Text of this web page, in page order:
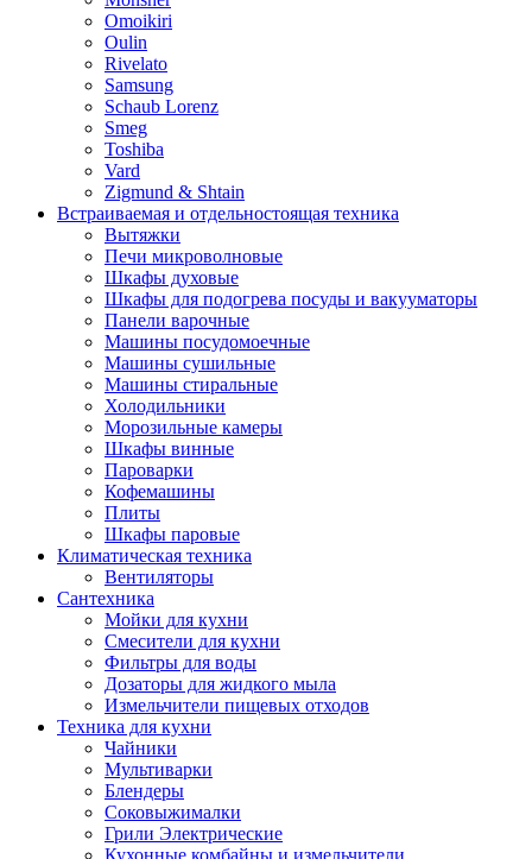
Omoikiri
Oulin
Rivelato
Samsung
Schaub Lorenz
Smeg
Toshiba
Vard
Zigmund & Shtain
Встраиваемая и отдельностоящая техника
Вытяжки
Печи микроволновые
Шкафы духовые
Шкафы для подогрева посуды и вакууматоры
Панели варочные
Машины посудомоечные
Машины сушильные
Машины стиральные
Холодильники
Морозильные камеры
Шкафы винные
Пароварки
Кофемашины
Плиты
Шкафы паровые
Климатическая техника
Вентиляторы
Сантехника
Мойки для кухни
Смесители для кухни
Фильтры для воды
Дозаторы для жидкого мыла
Измельчители пищевых отходов
Техника для кухни
Чайники
Мультиварки
Блендеры
Соковыжималки
Грили Электрические
Кухонные комбайны и измельчители